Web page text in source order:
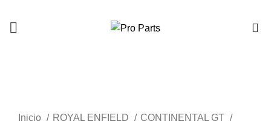
Inicio
ROYAL ENFIELD
CONTINENTAL GT